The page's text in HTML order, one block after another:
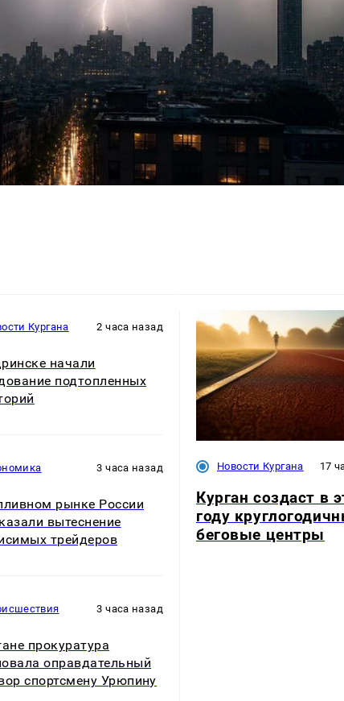
Кургана 2 часа назад
начали
подтопленных
3 часа назад
рынке России
вытеснение
трейдеров
3 часа назад
прокуратура
оправдательный
спортсмену Урюпину
Новости Кургана 17
Курган создаст в
году
беговые центры